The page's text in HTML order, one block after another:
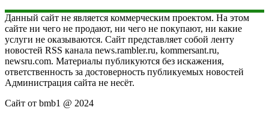
Данный сайт не является коммерческим проектом. На этом
сайте ни чего не продают, ни чего не покупают, ни какие
услуги не оказываются. Сайт представляет собой ленту
новостей RSS канала news.rambler.ru, kommersant.ru,
newsru.com. Материалы публикуются без искажения,
ответственность за достоверность публикуемых новостей
Администрация сайта не несёт.
Сайт от bmb1 @ 2024